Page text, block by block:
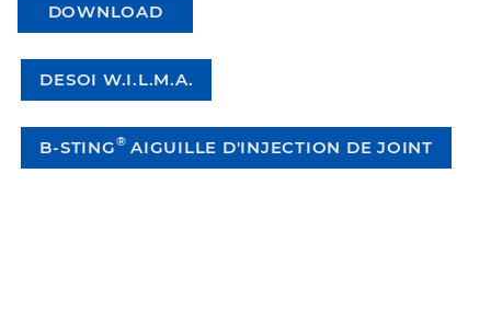
DOWNLOAD
DESOI W.I.L.M.A.
B-STING® AIGUILLE D'INJECTION DE JOINT